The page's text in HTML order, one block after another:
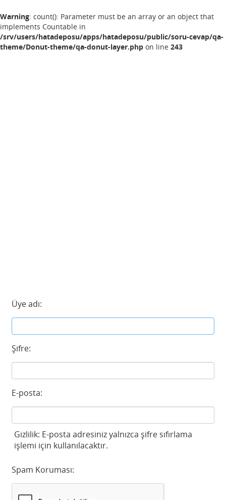
Warning: count(): Parameter must be an array or an object that
implements Countable in
/srv/users/hatadeposu/apps/hatadeposu/public/soru-cevap/qa-
theme/Donut-theme/qa-donut-layer.php on line 243
Üye adı:
Şifre:
E-posta:
Gizlilik: E-posta adresiniz yalnızca şifre sıfırlama
işlemi için kullanılacaktır.
Spam Koruması: